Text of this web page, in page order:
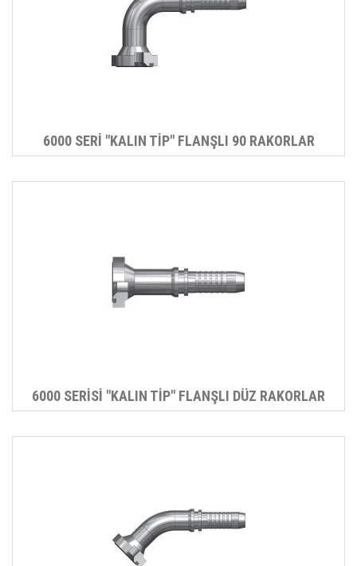
6000 SERİ "KALIN TİP" FLANŞLI 90 RAKORLAR
6000 SERİSİ "KALIN TİP" FLANŞLI DÜZ RAKORLAR